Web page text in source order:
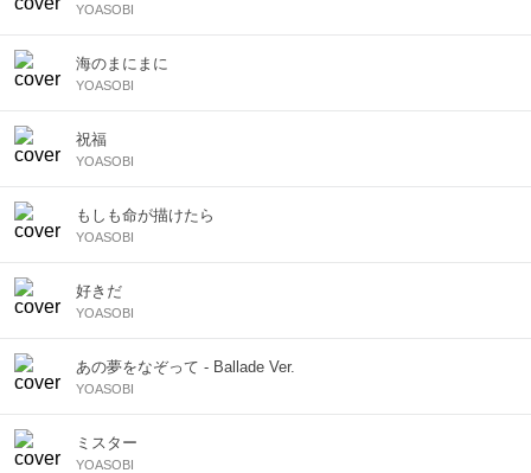
YOASOBI
海のまにまに
YOASOBI
祝福
YOASOBI
もしも命が描けたら
YOASOBI
好きだ
YOASOBI
あの夢をなぞって - Ballade Ver.
YOASOBI
ミスター
YOASOBI